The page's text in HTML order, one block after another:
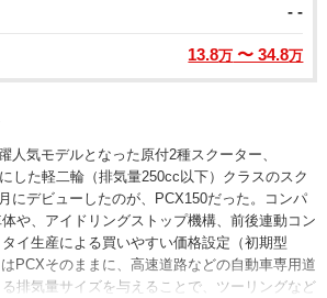
- -
13.8万 〜 34.8万
人気モデルとなった原付2種スクーター、
した軽二輪（排気量250cc以下）クラスのスク
にデビューしたのが、PCX150だった。コンパ
や、アイドリングストップ機構、前後連動コン
イ生産による買いやすい価格設定（初期型
PCXそのままに、高速道路などの自動車専用道
排気量サイズを与えることで、ツーリングなど